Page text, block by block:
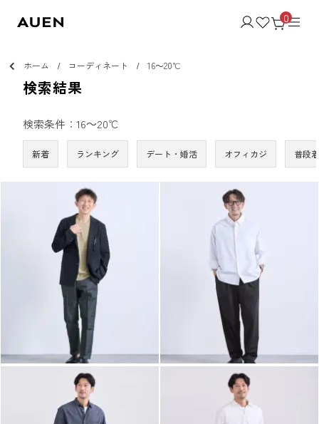
0
ホーム コーディネート 16～20℃
検索結果
検索条件：16～20℃
新着 ランキング デート・婚活 オフィカジ 普段